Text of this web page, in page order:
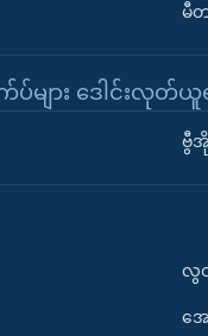
မီတ
ျား ဒေါင်းလုတ်ယူ
ဗွီ
လွ
အေ